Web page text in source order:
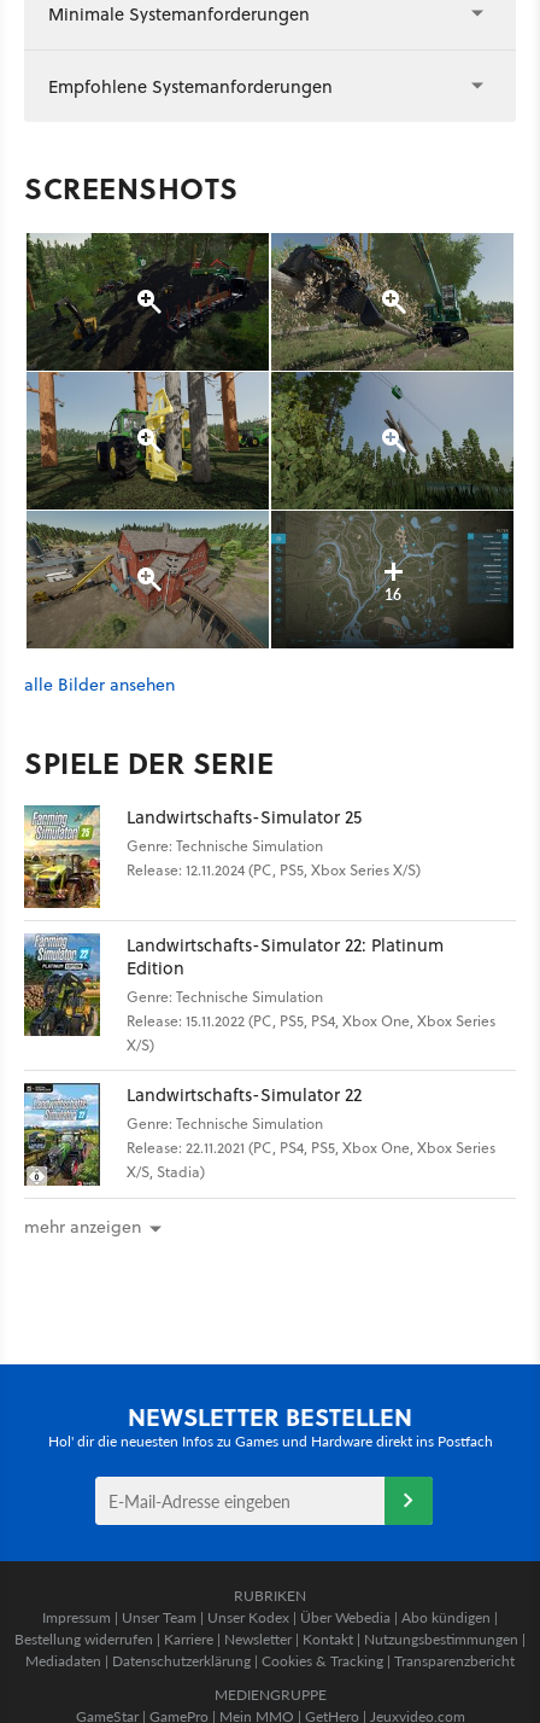
Minimale Systemanforderungen
Empfohlene Systemanforderungen
SCREENSHOTS
16
alle Bilder ansehen
SPIELE DER SERIE
Landwirtschafts-Simulator 25
Genre: Technische Simulation
Release: 12.11.2024 (PC, PS5, Xbox Series X/S)
Landwirtschafts-Simulator 22: Platinum
Edition
Genre: Technische Simulation
Release: 15.11.2022 (PC, PS5, PS4, Xbox One, Xbox Series
X/S)
Landwirtschafts-Simulator 22
Genre: Technische Simulation
Release: 22.11.2021 (PC, PS4, PS5, Xbox One, Xbox Series
X/S, Stadia)
mehr anzeigen
NEWSLETTER BESTELLEN
Hol' dir die neuesten Infos zu Games und Hardware direkt ins Postfach
RUBRIKEN
Impressum | Unser Team | Unser Kodex | Über Webedia | Abo kündigen |
Bestellung widerrufen | Karriere | Newsletter | Kontakt | Nutzungsbestimmungen |
Mediadaten | Datenschutzerklärung | Cookies & Tracking | Transparenzbericht
MEDIENGRUPPE
GameStar| GamePro | Mein MMO | GetHero | Jeuxvideo.com